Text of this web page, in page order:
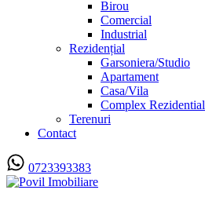
Birou
Comercial
Industrial
Rezidențial
Garsoniera/Studio
Apartament
Casa/Vila
Complex Rezidential
Terenuri
Contact
0723393383